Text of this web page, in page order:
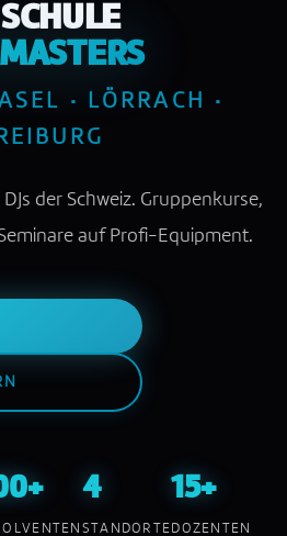
· LÖRRACH ·
der Schweiz. Gruppenkurse,
auf Profi-Equipment.
4
STANDORTE
15+
DOZENTEN